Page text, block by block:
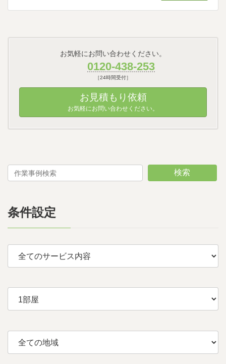
お気軽にお問い合わせください。
0120-438-253
［24時間受付］
お見積もり依頼
お気軽にお問い合わせください。
検索
条件設定